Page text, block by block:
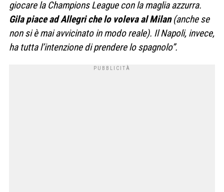
giocare la Champions League con la maglia azzurra.
Gila piace ad Allegri che lo voleva al Milan(anche se
non si è mai avvicinato in modo reale). Il Napoli, invece,
ha tutta l’intenzione di prendere lo spagnolo”.